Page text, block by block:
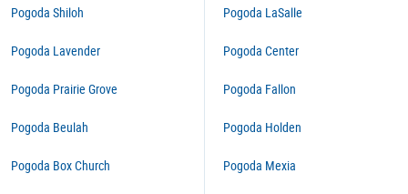
Pogoda Shiloh
Pogoda Lavender
Pogoda Prairie Grove
Pogoda Beulah
Pogoda Box Church
Pogoda LaSalle
Pogoda Center
Pogoda Fallon
Pogoda Holden
Pogoda Mexia